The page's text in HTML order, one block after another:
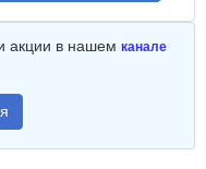
акции в нашем канале